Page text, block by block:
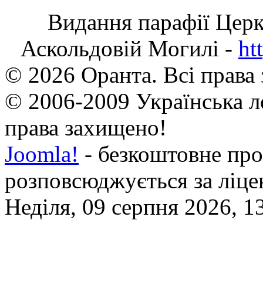
Видання парафії
Аскольдовій Могилі -
© 2026 Оранта. Всі
© 2006-2009 Українська
права захищено!
Joomla! - безкоштовне
розповсюджується за
Неділя, 09 серпня 2026,